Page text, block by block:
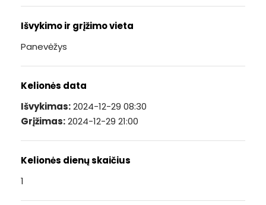
Išvykimo ir grįžimo vieta
Panevėžys
Kelionės data
Išvykimas:2024-12-29 08:30
Grįžimas:2024-12-29 21:00
Kelionės dienų skaičius
1